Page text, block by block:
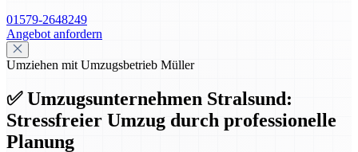
01579-2648249
Angebot anfordern
Umziehen mit Umzugsbetrieb Müller
✅ Umzugsunternehmen Stralsund:
Stressfreier Umzug durch professionelle
Planung